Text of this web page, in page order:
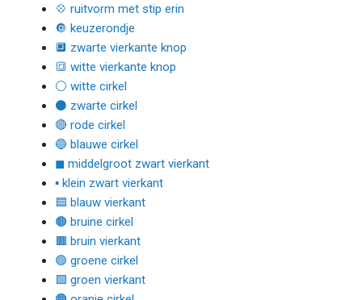
💠 ruitvorm met stip erin
🔘 keuzerondje
🔲 zwarte vierkante knop
🔳 witte vierkante knop
⚪ witte cirkel
⚫ zwarte cirkel
🔴 rode cirkel
🔵 blauwe cirkel
◼ middelgroot zwart vierkant
▪ klein zwart vierkant
🟦 blauw vierkant
🟤 bruine cirkel
🟫 bruin vierkant
🟢 groene cirkel
🟩 groen vierkant